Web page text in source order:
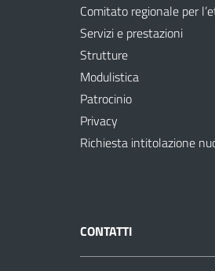
Comitato regionale per
Servizi e prestazioni
Strutture
Modulistica
Patrocinio
Privacy
Richiesta intitolazione
CONTATTI